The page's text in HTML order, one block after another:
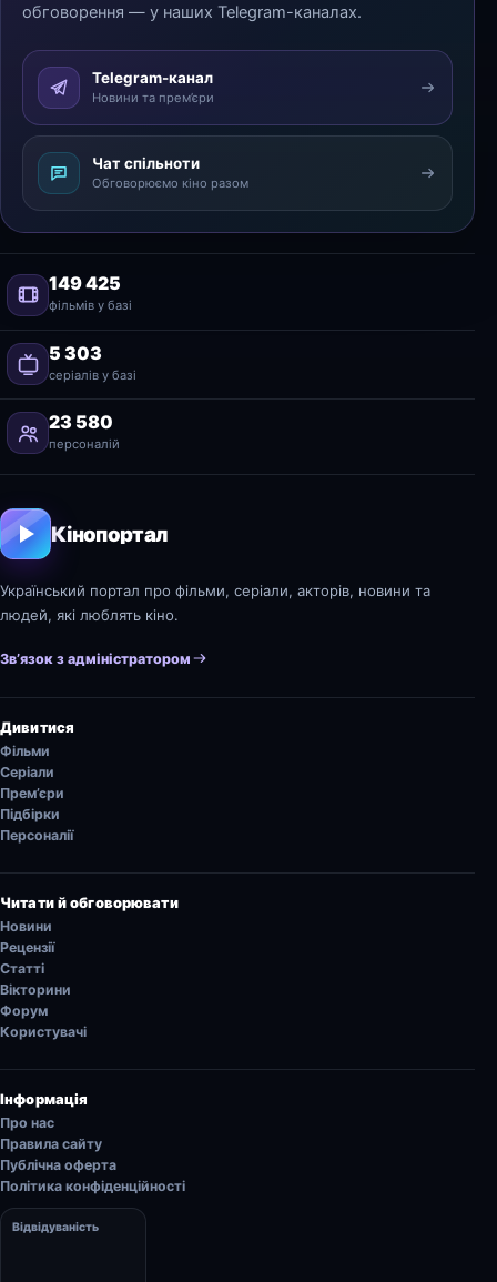
обговорення — у наших Telegram-каналах.
Telegram-канал
Новини та прем’єри
Чат спільноти
Обговорюємо кіно разом
149 425
фільмів у базі
5 303
серіалів у базі
23 580
персоналій
Кінопортал
Український портал про фільми, серіали, акторів, новини та
людей, які люблять кіно.
Зв’язок з адміністратором
Дивитися
Фільми
Серіали
Прем’єри
Підбірки
Персоналії
Читати й обговорювати
Новини
Рецензії
Статті
Вікторини
Форум
Користувачі
Інформація
Про нас
Правила сайту
Публічна оферта
Політика конфіденційності
Відвідуваність